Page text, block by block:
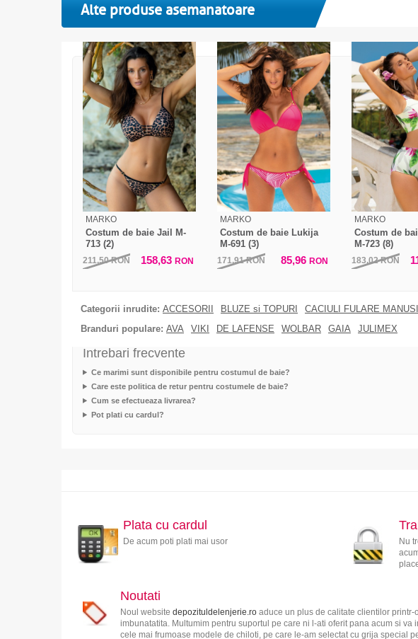
Alte produse asemanatoare
MARKO
Costum de baie Jail M-
713 (2)
211,50RON 158,63 RON
MARKO
Costum de baie Lukija
M-691 (3)
171,91RON 85,96 RON
MARKO
Costum de
M-723 (8)
183,02RON
Categorii inrudite: ACCESORII BLUZE si TOPURI CACIULI FULARE MANUSI
Branduri populare: AVA VIKI DE LAFENSE WOLBAR GAIA JULIMEX
Intrebari frecvente
Ce marimi sunt disponibile pentru costumul de baie?
Care este politica de retur pentru costumele de baie?
Cum se efectueaza livrarea?
Pot plati cu cardul?
Plata cu cardul
De acum poti plati mai usor
Nu
Noutati
Noul website depozituldelenjerie.roaduce un plus de calitate clientilor printr-
imbunatatita. Multumim pentru suportul pe care ni l-ati oferit pana acum si va
cele mai frumoase modele de chiloti, pe care le-am selectat cu grija special